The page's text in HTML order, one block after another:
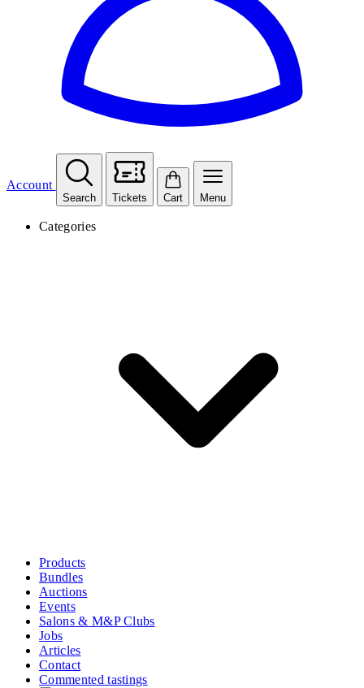
Account
Search Tickets Cart Menu
Categories
Products
Bundles
Auctions
Events
Salons & M&P Clubs
Jobs
Articles
Contact
Commented tastings